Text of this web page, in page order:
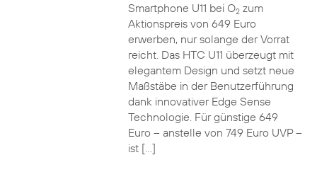
Smartphone U11 bei O2zum
Aktionspreis von 649 Euro
erwerben, nur solange der Vorrat
reicht. Das HTC U11 überzeugt mit
elegantem Design und setzt neue
Maßstäbe in der Benutzerführung
dank innovativer Edge Sense
Technologie. Für günstige 649
Euro – anstelle von 749 Euro UVP –
ist […]